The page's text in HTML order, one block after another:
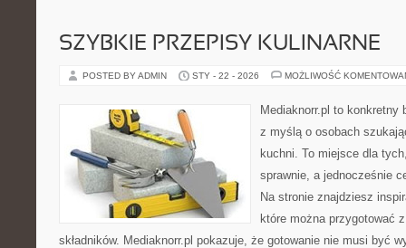
SZYBKIE PRZEPISY KULINARNE
POSTED BY ADMIN STY - 22 - 2026 MOŻLIWOŚĆ
Mediaknorr.pl to konkretny
z myślą o osobach
kuchni. To miejsce dla
sprawnie, a jednocześnie
Na stronie znajdziesz
które można przygotować
składników. Mediaknorr.pl pokazuje, że gotowanie nie musi być